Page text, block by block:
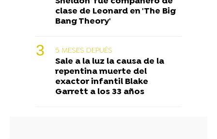
clase de Leonard en 'The Big
Bang Theory'
5 MESES DEPUÉS
Sale a la luz la causa de la
repentina muerte del
exactor infantil Blake
Garrett a los 33 años